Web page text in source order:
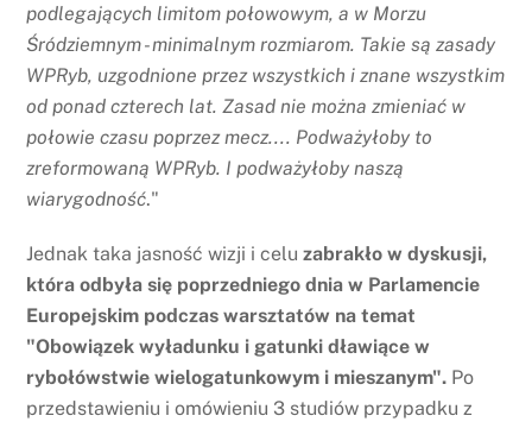
podlegających limitom połowowym, a w Morzu
Śródziemnym - minimalnym rozmiarom. Takie są zasady
WPRyb, uzgodnione przez wszystkich i znane wszystkim
od ponad czterech lat. Zasad nie można zmieniać w
połowie czasu poprzez mecz.... Podważyłoby to
zreformowaną WPRyb. I podważyłoby naszą
wiarygodność."
Jednak taka jasność wizji i celuzabrakło w dyskusji,
która odbyła się poprzedniego dnia w Parlamencie
Europejskim podczas warsztatów na temat
"Obowiązek wyładunku i gatunki dławiące w
rybołówstwie wielogatunkowym i mieszanym". Po
przedstawieniu i omówieniu 3 studiów przypadku z